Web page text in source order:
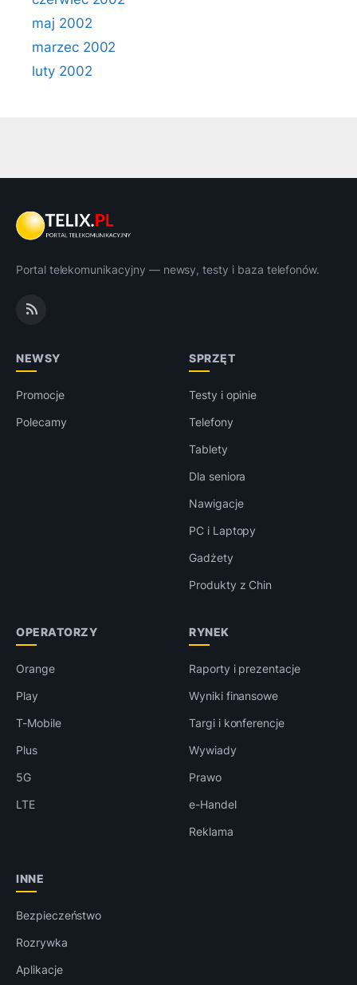
maj 2002
marzec 2002
luty 2002
Portal telekomunikacyjny — newsy, testy i baza telefonów.
NEWSY
Promocje
Polecamy
SPRZĘT
Testy i opinie
Telefony
Tablety
Dla seniora
Nawigacje
PC i Laptopy
Gadżety
Produkty z Chin
OPERATORZY
Orange
Play
T-Mobile
Plus
5G
LTE
RYNEK
Raporty i prezentacje
Wyniki finansowe
Targi i konferencje
Wywiady
Prawo
e-Handel
Reklama
INNE
Bezpieczeństwo
Rozrywka
Aplikacje